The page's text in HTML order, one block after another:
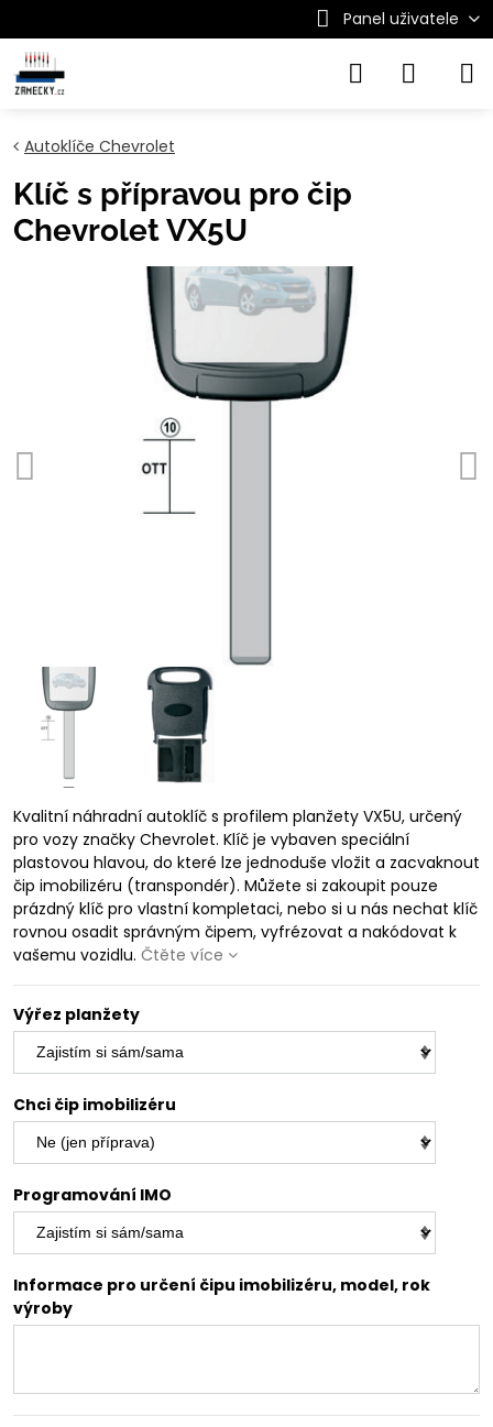
Panel uživatele
Autoklíče Chevrolet
Klíč s přípravou pro čip
Chevrolet VX5U
Kvalitní náhradní autoklíč s profilem planžety VX5U, určený
pro vozy značky Chevrolet. Klíč je vybaven speciální
plastovou hlavou, do které lze jednoduše vložit a zacvaknout
čip imobilizéru (transpondér). Můžete si zakoupit pouze
prázdný klíč pro vlastní kompletaci, nebo si u nás nechat klíč
rovnou osadit správným čipem, vyfrézovat a nakódovat k
vašemu vozidlu. Čtěte více
Výřez planžety
Chci čip imobilizéru
Programování IMO
Informace pro určení čipu imobilizéru, model, rok
výroby